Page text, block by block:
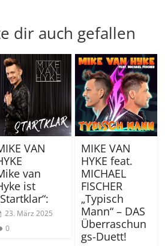
dir auch gefallen
VAN
van
ist
23. März 2025
0
MIKE VAN
HYKE feat.
MICHAEL
FISCHER
„Typisch
Mann“ – DAS
Überraschun
gs-Duett!